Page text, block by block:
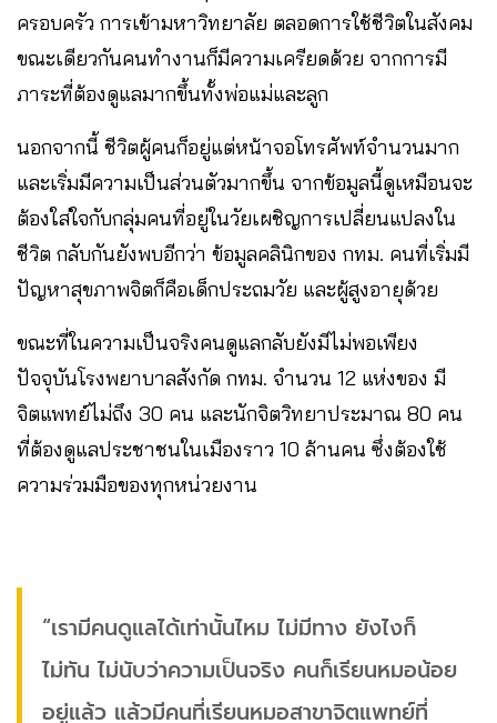
ครอบครัว การเข้ามหาวิทยาลัย ตลอดการใช้ชีวิตในสังคม
ขณะเดียวกันคนทำงานก็มีความเครียดด้วย จากการมี
ภาระที่ต้องดูแลมากขึ้นทั้งพ่อแม่และลูก
นอกจากนี้ ชีวิตผู้คนก็อยู่แต่หน้าจอโทรศัพท์จำนวนมาก
และเริ่มมีความเป็นส่วนตัวมากขึ้น จากข้อมูลนี้ดูเหมือนจะ
ต้องใส่ใจกับกลุ่มคนที่อยู่ในวัยเผชิญการเปลี่ยนแปลงใน
ชีวิต กลับกันยังพบอีกว่า ข้อมูลคลินิกของ กทม. คนที่เริ่มมี
ปัญหาสุขภาพจิตก็คือเด็กประถมวัย และผู้สูงอายุด้วย
ขณะที่ในความเป็นจริงคนดูแลกลับยังมีไม่พอเพียง
ปัจจุบันโรงพยาบาลสังกัด กทม. จำนวน 12 แห่งของ มี
จิตแพทย์ไม่ถึง 30 คน และนักจิตวิทยาประมาณ 80 คน
ที่ต้องดูแลประชาชนในเมืองราว 10 ล้านคน ซึ่งต้องใช้
ความร่วมมือของทุกหน่วยงาน
“เรามีคนดูแลได้เท่านั้นไหม ไม่มีทาง ยังไงก็
ไม่ทัน ไม่นับว่าความเป็นจริง คนก็เรียนหมอน้อย
อยู่แล้ว แล้วมีคนที่เรียนหมอสาขาจิตแพทย์ที่